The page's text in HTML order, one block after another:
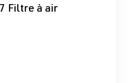
Filtre à air